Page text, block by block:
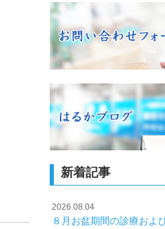
新着記事
2026.08.04
８月お盆期間の診療およ